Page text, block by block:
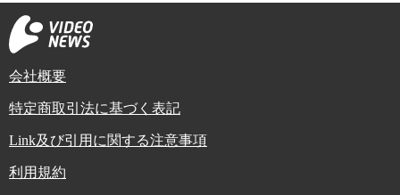
「予定外」の質問は、2問ともごくごく常識的な質問だった。むしろ
日本で、そのような「あたり前のこと」が質されない会見が存在し
ていることの方が、異常と考えるべきだろう。
想定問答を用意し、その受け答えを予行練習することで、どんな質
問が来ても慌てずに対応できるような状態を作っておくことを意味
ではなく、メディア操縦でありメディア介入だ。統治権力が権力を
会社概要
特定商取引法に基づく表記
Link及び引用に関する注意事項
利用規約